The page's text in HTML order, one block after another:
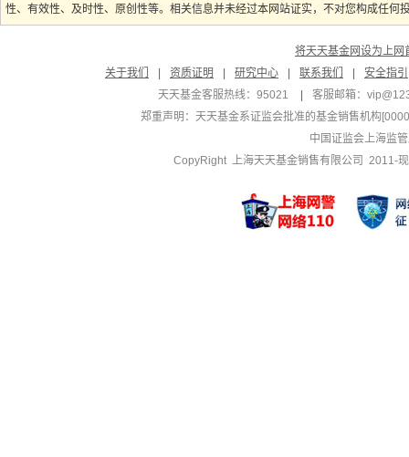
性、有效性、及时性、原创性等。相关信息并未经过本网站证实，不对您构成任
将天天基金网设为上网
关于我们
资质证明 研究中心 联系我们
安全指引
天天基金客服热线：95021
客服邮箱：
郑重声明： 天天基金系证监会批准的基金销售机构
中国证监会上海监
CopyRight 上海天天基金销售有限公司 2011-